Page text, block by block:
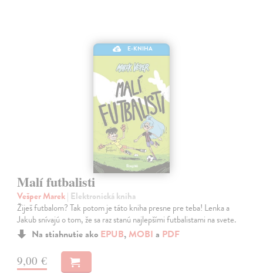
E-KNIHA
Malí futbalisti
Vešper Marek| Elektronická kniha
Žiješ futbalom? Tak potom je táto kniha presne pre teba! Lenka a
Jakub snívajú o tom, že sa raz stanú najlepšími futbalistami na svete.
Na stiahnutie ako EPUB, MOBI a PDF
9,00 €